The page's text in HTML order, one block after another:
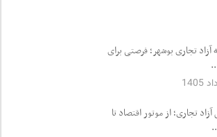
آزاد تجاری بوشهر؛ فرصتی برای
تجاری؛ از موتور اقتصاد تا